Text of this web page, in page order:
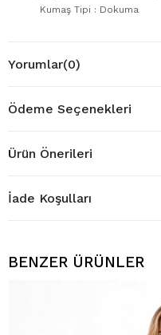
Kumaş Tipi : Dokuma
Yorumlar(0)
Ödeme Seçenekleri
Ürün Önerileri
İade Koşulları
BENZER ÜRÜNLER